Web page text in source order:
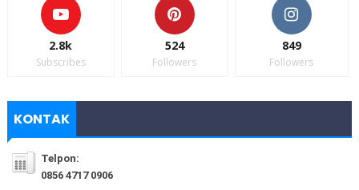
2.8k
Subscribes
524
Followers
849
Followers
KONTAK
Telpon:
0856 4717 0906